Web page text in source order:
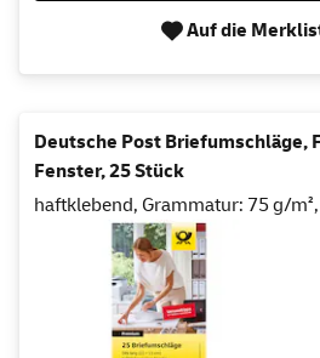
Auf die
Deutsche Post Briefumschläge,
Fenster, 25 Stück
haftklebend, Grammatur: 75 g/